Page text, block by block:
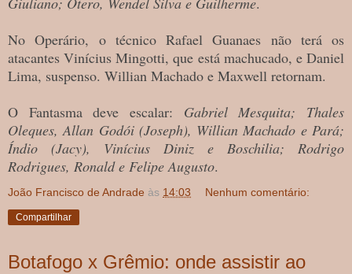
No Operário, o técnico Rafael Guanaes não terá os
atacantes Vinícius Mingotti, que está machucado, e Daniel
Lima, suspenso. Willian Machado e Maxwell retornam.
O Fantasma deve escalar: Gabriel Mesquita; Thales
Oleques, Allan Godói (Joseph), Willian Machado e Pará;
Índio (Jacy), Vinícius Diniz e Boschilia; Rodrigo
Rodrigues, Ronald e Felipe Augusto.
João Francisco de Andrade às 14:03 Nenhum comentário:
Compartilhar
Botafogo x Grêmio: onde assistir ao